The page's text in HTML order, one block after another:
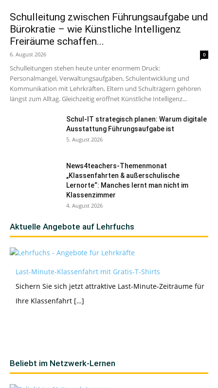
Schulleitung zwischen Führungsaufgabe und
Bürokratie – wie Künstliche Intelligenz
Freiräume schaffen...
6. August 2026 0
Schulleitungen stehen heute unter enormem Druck:
Personalmangel, Verwaltungsaufgaben, Schulentwicklung und
Kommunikation mit Lehrkräften, Eltern und Schulträgern gehören
längst zum Alltag. Gleichzeitig eröffnet Künstliche Intelligenz...
Schul-IT strategisch planen: Warum digitale
Ausstattung Führungsaufgabe ist
5. August 2026
News4teachers-Themenmonat
„Klassenfahrten & außerschulische
Lernorte“: Manches lernt man nicht im
Klassenzimmer
4. August 2026
Aktuelle Angebote auf Lehrfuchs
Last-Minute-Klassenfahrt mit Gratis-T-Shirts
Sichern Sie sich jetzt attraktive Last-Minute-Zeiträume für
Ihre Klassenfahrt […]
Beliebt im Netzwerk-Lernen